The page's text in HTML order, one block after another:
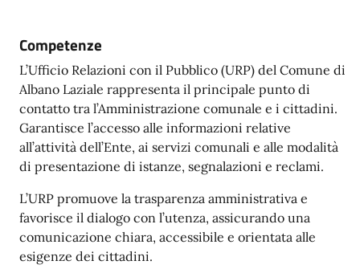
Competenze
L’Ufficio Relazioni con il Pubblico (URP) del Comune di
Albano Laziale rappresenta il principale punto di
contatto tra l’Amministrazione comunale e i cittadini.
Garantisce l’accesso alle informazioni relative
all’attività dell’Ente, ai servizi comunali e alle modalità
di presentazione di istanze, segnalazioni e reclami.
L’URP promuove la trasparenza amministrativa e
favorisce il dialogo con l’utenza, assicurando una
comunicazione chiara, accessibile e orientata alle
esigenze dei cittadini.